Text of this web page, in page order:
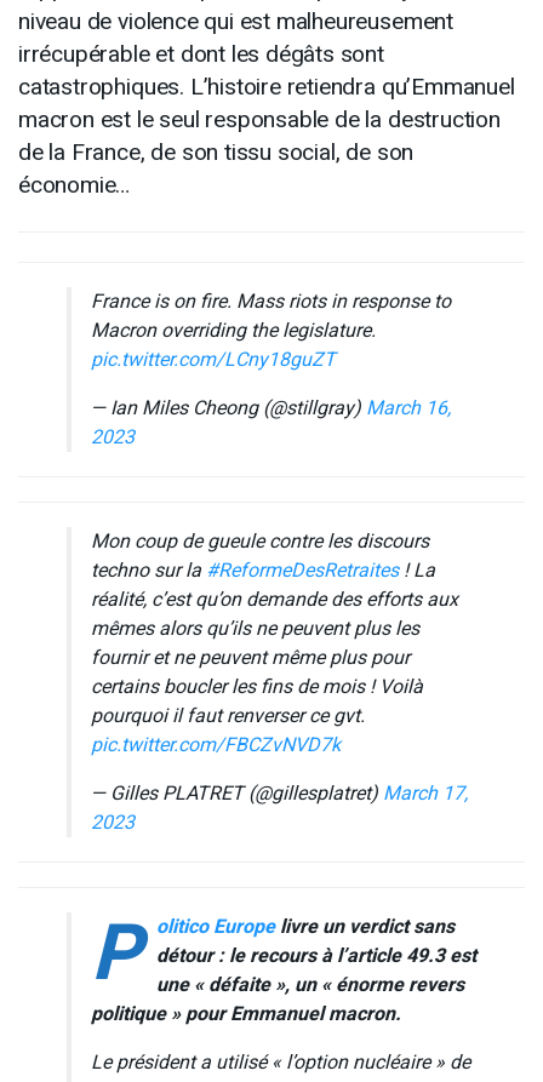
niveau de violence qui est malheureusement
irrécupérable et dont les dégâts sont
catastrophiques. L’histoire retiendra qu’Emmanuel
macron est le seul responsable de la destruction
de la France, de son tissu social, de son
économie…
France is on fire. Mass riots in response to
Macron overriding the legislature.
pic.twitter.com/LCny18guZT
— Ian Miles Cheong (@stillgray) March 16,
2023
Mon coup de gueule contre les discours
techno sur la #ReformeDesRetraites! La
réalité, c’est qu’on demande des efforts aux
mêmes alors qu’ils ne peuvent plus les
fournir et ne peuvent même plus pour
certains boucler les fins de mois ! Voilà
pourquoi il faut renverser ce gvt.
pic.twitter.com/FBCZvNVD7k
— Gilles PLATRET (@gillesplatret) March 17,
2023
P olitico Europelivre un verdict sans
détour : le recours à l’article 49.3 est
une «défaite », un «énorme revers
politique »pour Emmanuel macron.
Le président a utilisé «l’option nucléaire » de